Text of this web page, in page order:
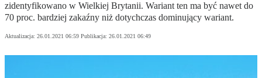
zidentyfikowano w Wielkiej Brytanii. Wariant ten ma być nawet do
70 proc. bardziej zakaźny niż dotychczas dominujący wariant.
Aktualizacja: 26.01.2021 06:59 Publikacja: 26.01.2021 06:49